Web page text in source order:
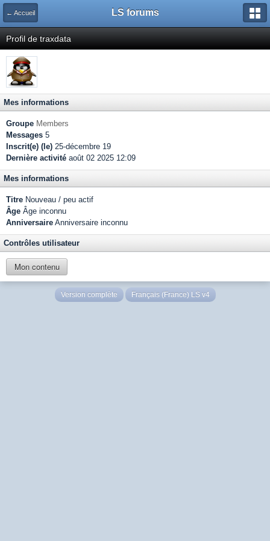
← Accueil LS forums
Profil de traxdata
Mes informations
Groupe Members
Messages 5
Inscrit(e) (le) 25-décembre 19
Dernière activité août 02 2025 12:09
Mes informations
Titre Nouveau / peu actif
Âge Âge inconnu
Anniversaire Anniversaire inconnu
Contrôles utilisateur
Mon contenu
Version complète Français (France) LS v4